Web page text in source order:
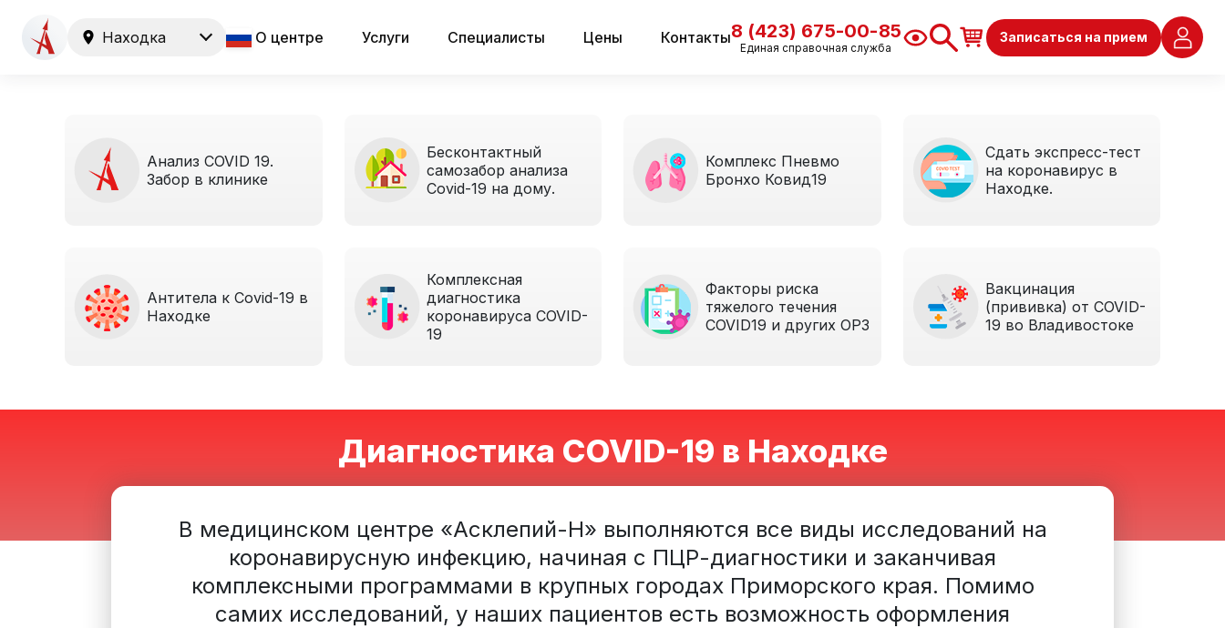
Находка О центре Услуги Специалисты Цены Контакты8 (423) 675-00-85
Единая справочная служба
Записаться на прием
Анализ COVID 19.
Забор в клинике
Бесконтактный
самозабор анализа
Covid-19 на дому.
Комплекс Пневмо
Бронхо Ковид19
Сдать экспресс-тест
на коронавирус в
Находке.
Антитела к Covid-19 в
Находке
Комплексная
диагностика
коронавируса COVID-
19
Факторы риска
тяжелого течения
COVID19 и других ОРЗ
Вакцинация
(прививка) от COVID-
19 во Владивостоке
Диагностика COVID-19 в Находке
В медицинском центре «Асклепий-Н» выполняются все виды исследований на
коронавирусную инфекцию, начиная с ПЦР-диагностики и заканчивая
комплексными программами в крупных городах Приморского края. Помимо
самих исследований, у наших пациентов есть возможность оформления